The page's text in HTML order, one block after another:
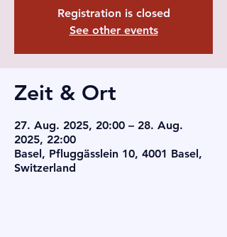
Registration is closed
See other events
Zeit & Ort
27. Aug. 2025, 20:00 – 28. Aug.
2025, 22:00
Basel, Pfluggässlein 10, 4001 Basel,
Switzerland